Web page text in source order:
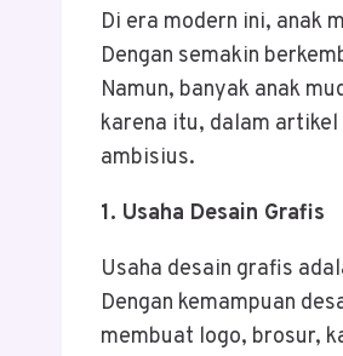
Di era modern ini, anak
Dengan semakin
Namun, banyak anak
karena itu, dalam
ambisius.
1. Usaha Desain Grafis
Usaha desain grafis
Dengan kemampuan
membuat logo, brosur,